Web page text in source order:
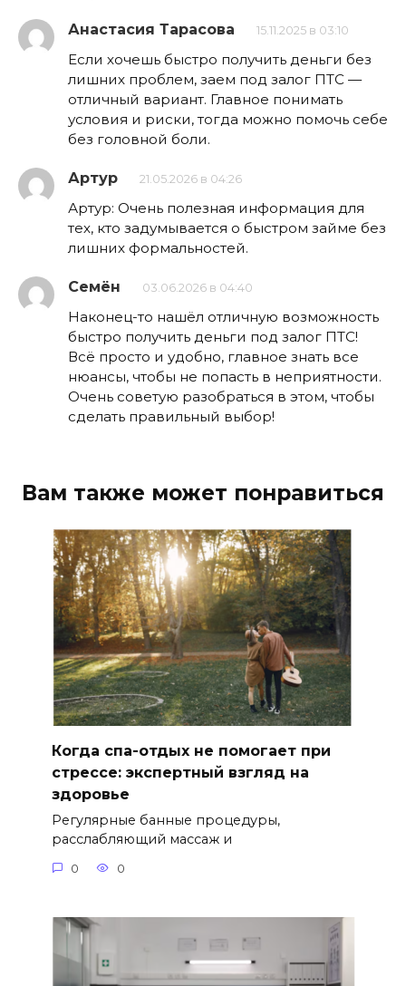
Анастасия Тарасова 15.11.2025 в 03:10
Если хочешь быстро получить деньги без
лишних проблем, заем под залог ПТС —
отличный вариант. Главное понимать
условия и риски, тогда можно помочь себе
без головной боли.
Артур 21.05.2026 в 04:26
Артур: Очень полезная информация для
тех, кто задумывается о быстром займе без
лишних формальностей.
Семён 03.06.2026 в 04:40
Наконец-то нашёл отличную возможность
быстро получить деньги под залог ПТС!
Всё просто и удобно, главное знать все
нюансы, чтобы не попасть в неприятности.
Очень советую разобраться в этом, чтобы
сделать правильный выбор!
Вам также может понравиться
Когда спа-отдых не помогает при
стрессе: экспертный взгляд на
здоровье
Регулярные банные процедуры,
расслабляющий массаж и
0 0